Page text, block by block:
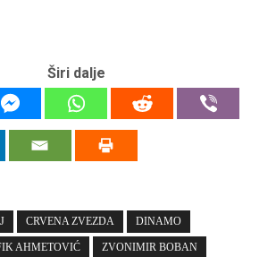
Širi dalje
CRVENA ZVEZDA DINAMO
AHMETOVIĆ ZVONIMIR BOBAN